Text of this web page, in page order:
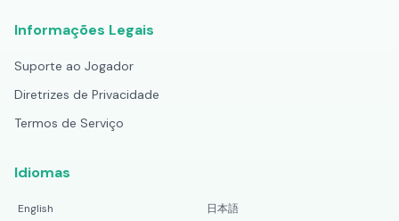
Informações Legais
Suporte ao Jogador
Diretrizes de Privacidade
Termos de Serviço
Idiomas
English 日本語